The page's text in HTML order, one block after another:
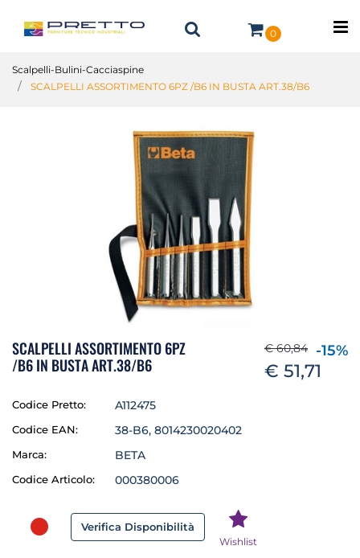
0
Scalpelli-Bulini-Cacciaspine
SCALPELLI ASSORTIMENTO 6PZ /B6 IN BUSTA ART.38/B6
SCALPELLI ASSORTIMENTO 6PZ
/B6 IN BUSTA ART.38/B6
€ 60,84 -15%
€ 51,71
Codice Pretto: A112475
Codice EAN: 38-B6, 8014230020402
Marca: BETA
Codice Articolo: 000380006
Verifica Disponibilità
Wishlist